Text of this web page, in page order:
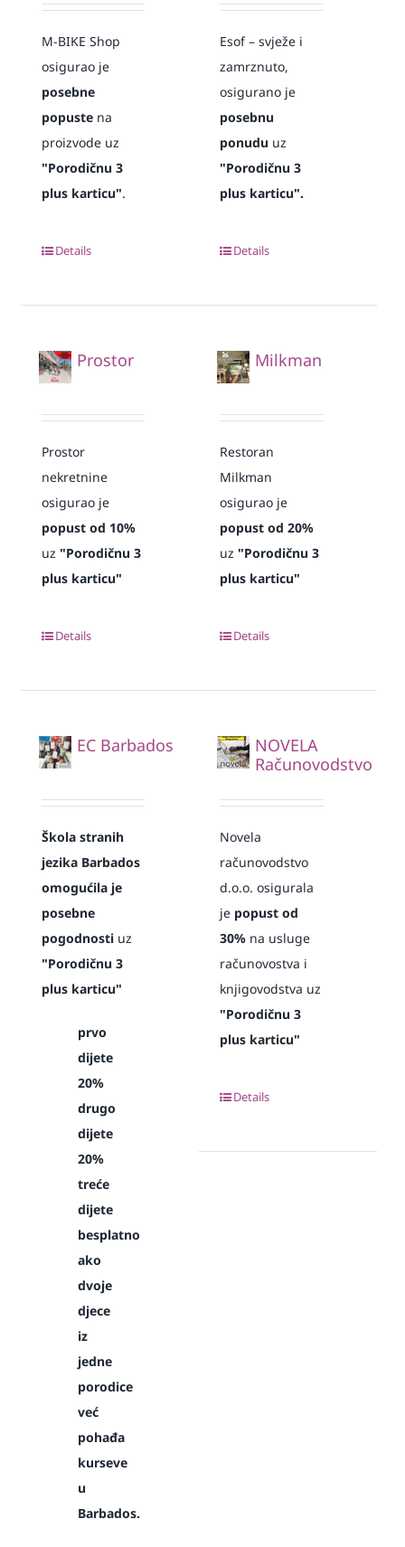
M-BIKE Shop
osigurao je
posebne
popustena
proizvode uz
"Porodičnu 3
plus karticu".
Details
Esof – svježe i
zamrznuto,
osigurano je
posebnu
ponudu uz
"Porodičnu 3
plus karticu".
Details
Prostor
Prostor
nekretnine
osigurao je
popust od 10%
uz "Porodičnu 3
plus karticu"
Details
Milkman
Restoran
Milkman
osigurao je
popust od 20%
uz"Porodičnu 3
plus karticu"
Details
EC Barbados
Škola stranih
jezika Barbados
omogućila je
posebne
pogodnostiuz
"Porodičnu 3
plus karticu"
prvo
dijete
20%
drugo
dijete
20%
treće
dijete
besplatno
ako
dvoje
djece
iz
jedne
porodice
već
pohađa
kurseve
u
Barbados.
NOVELA
Računovodstvo
Novela
računovodstvo
d.o.o. osigurala
je popust od
30% na usluge
računovostva i
knjigovodstva uz
"Porodičnu 3
plus karticu"
Details